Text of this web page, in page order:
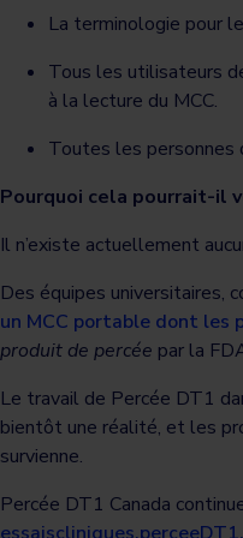
La terminologie pour
Tous les utilisateurs
à la lecture du MCC.
Toutes les personnes
Pourquoi cela pourrait-il
Il n’existe actuellement
Des équipes universitaires,
un MCC portable dont les
produit de percée par la
Le travail de Percée DT1
bientôt une réalité, et les
survienne.
Percée DT1 Canada